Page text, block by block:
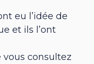
eu l’idée de
et ils l’ont
consultez